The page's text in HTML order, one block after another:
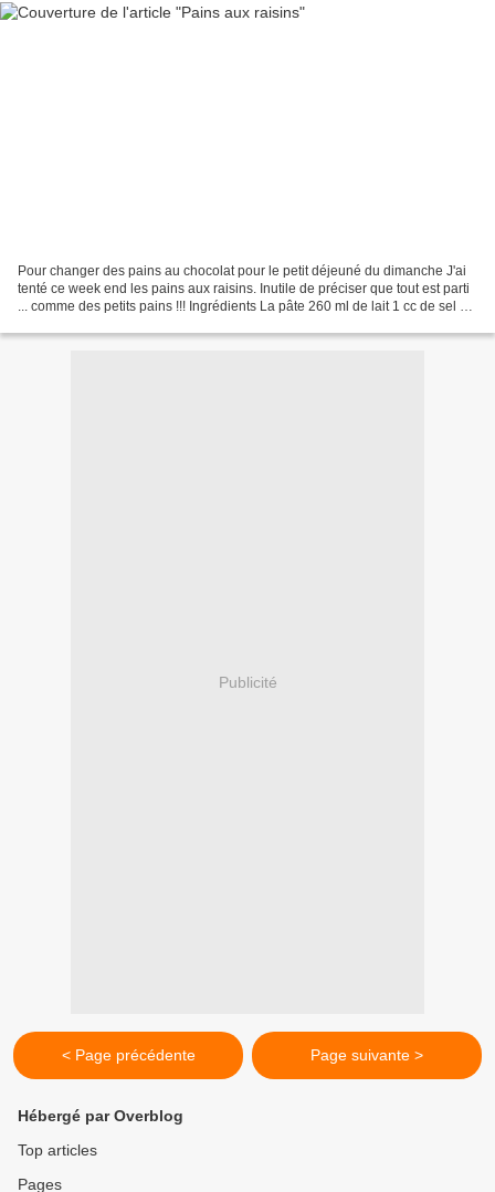
Pour changer des pains au chocolat pour le petit déjeuné du dimanche J'ai
tenté ce week end les pains aux raisins. Inutile de préciser que tout est parti
... comme des petits pains !!! Ingrédients La pâte 260 ml de lait 1 cc de sel 40
Publicité
< Page précédente Page suivante >
Hébergé par Overblog
Top articles
Pages